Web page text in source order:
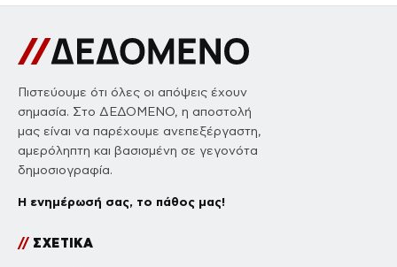
Πιστεύουμε ότι όλες οι απόψεις έχουν
σημασία. Στο ΔΕΔΟΜΕΝΟ, η αποστολή
μας είναι να παρέχουμε ανεπεξέργαστη,
αμερόληπτη και βασισμένη σε γεγονότα
δημοσιογραφία.
Η ενημέρωσή σας, το πάθος μας!
//ΣΧΕΤΙΚΑ